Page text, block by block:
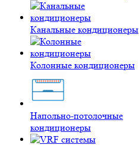
Канальные кондиционеры
Колонные кондиционеры
Напольно-потолочные
кондиционеры